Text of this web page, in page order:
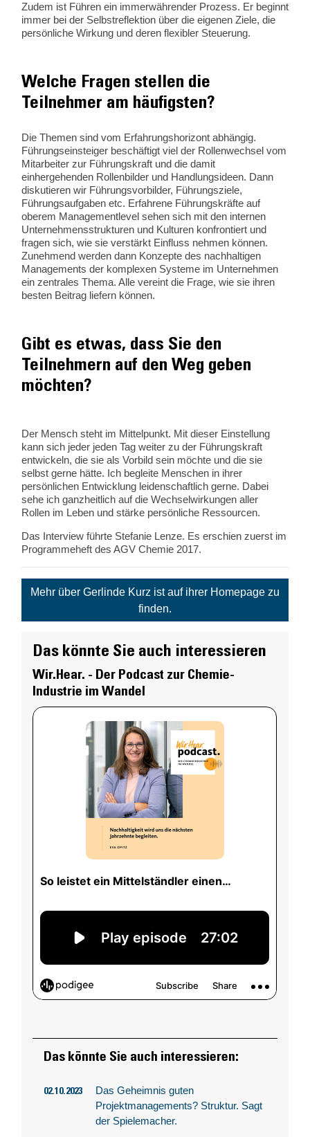
Das könnte Sie auch interessieren
Wir.Hear. - Der Podcast zur Chemie-
Industrie im Wandel
Das könnte Sie auch interessieren:
02.10.2023
Das Geheimnis guten
Projektmanagements? Struktur. Sagt
der Spielemacher.
Zudem ist Führen ein immerwährender Prozess. Er beginnt
immer bei der Selbstreflektion über die eigenen Ziele, die
persönliche Wirkung und deren flexibler Steuerung.
Welche Fragen stellen die
Teilnehmer am häufigsten?
Die Themen sind vom Erfahrungshorizont abhängig.
Führungseinsteiger beschäftigt viel der Rollenwechsel vom
Mitarbeiter zur Führungskraft und die damit
einhergehenden Rollenbilder und Handlungsideen. Dann
diskutieren wir Führungsvorbilder, Führungsziele,
Führungsaufgaben etc. Erfahrene Führungskräfte auf
oberem Managementlevel sehen sich mit den internen
Unternehmensstrukturen und Kulturen konfrontiert und
fragen sich, wie sie verstärkt Einfluss nehmen können.
Zunehmend werden dann Konzepte des nachhaltigen
Managements der komplexen Systeme im Unternehmen
ein zentrales Thema. Alle vereint die Frage, wie sie ihren
besten Beitrag liefern können.
Gibt es etwas, dass Sie den
Teilnehmern auf den Weg geben
möchten?
Der Mensch steht im Mittelpunkt. Mit dieser Einstellung
kann sich jeder jeden Tag weiter zu der Führungskraft
entwickeln, die sie als Vorbild sein möchte und die sie
selbst gerne hätte. Ich begleite Menschen in ihrer
persönlichen Entwicklung leidenschaftlich gerne. Dabei
sehe ich ganzheitlich auf die Wechselwirkungen aller
Rollen im Leben und stärke persönliche Ressourcen.
Das Interview führte Stefanie Lenze. Es erschien zuerst im
Programmeheft des AGV Chemie 2017.
Mehr über Gerlinde Kurz ist auf ihrer Homepage zu
finden.